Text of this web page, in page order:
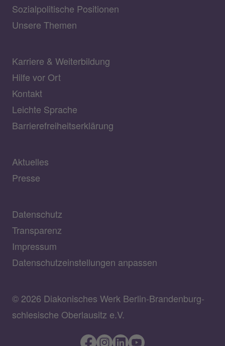
Sozialpolitische Positionen
Unsere Themen
Karriere & Weiterbildung
Hilfe vor Ort
Kontakt
Leichte Sprache
Barrierefreiheitserklärung
Aktuelles
Presse
Datenschutz
Transparenz
Impressum
Datenschutzeinstellungen anpassen
© 2026 Diakonisches Werk Berlin-Brandenburg-
schlesische Oberlausitz e.V.